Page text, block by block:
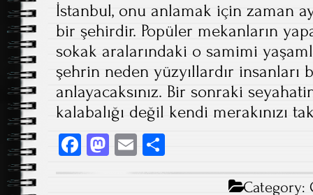
İstanbul, onu anlamak için zaman
bir şehirdir. Popüler mekanların
sokak aralarındaki o samimi
şehrin neden yüzyıllardır
anlayacaksınız. Bir sonraki
kalabalığı değil kendi merakınızı
Fa
ce
M
E
m ha
Category: